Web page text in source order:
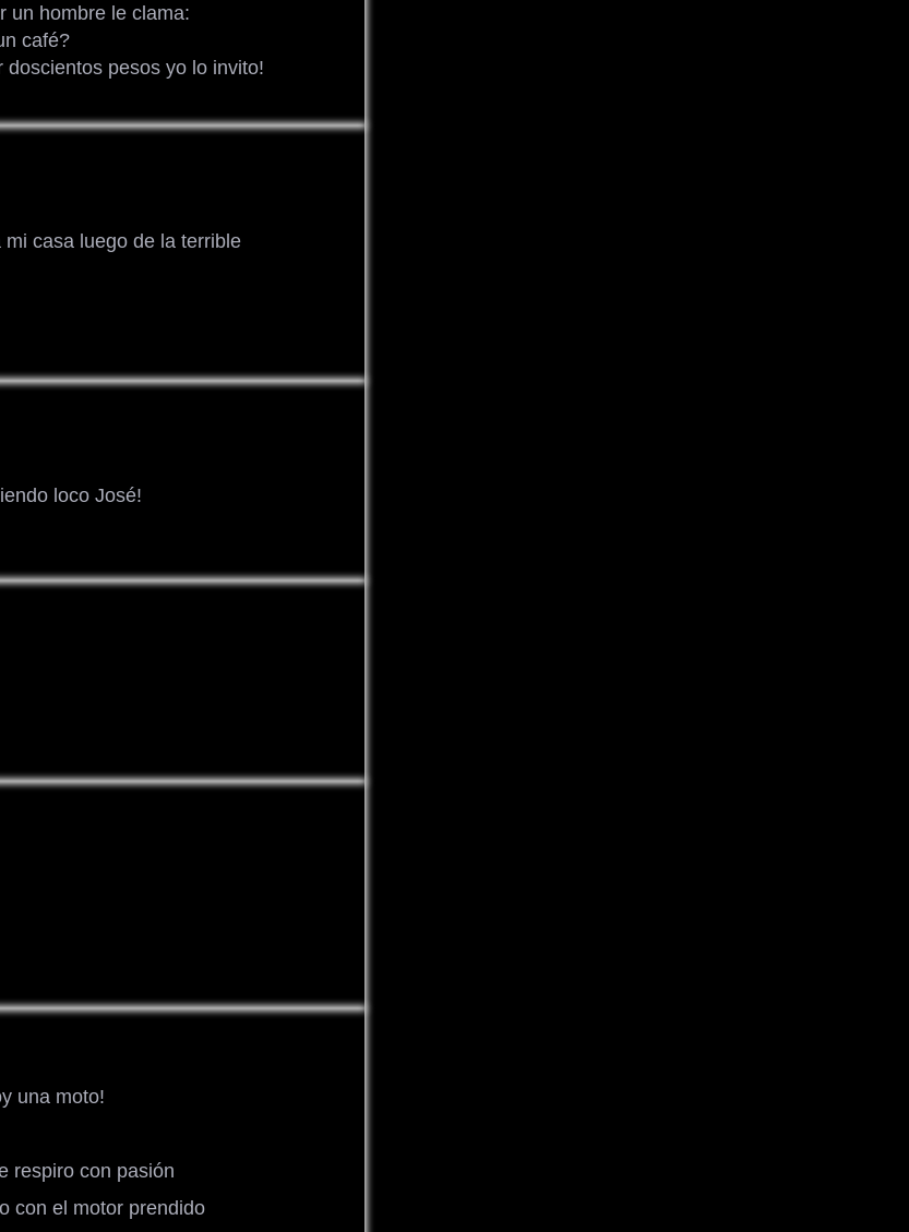
un hombre le clama:
café?
doscientos pesos yo lo invito!
casa luego de la terrible
loco José!
una moto!
respiro con pasión
con el motor prendido